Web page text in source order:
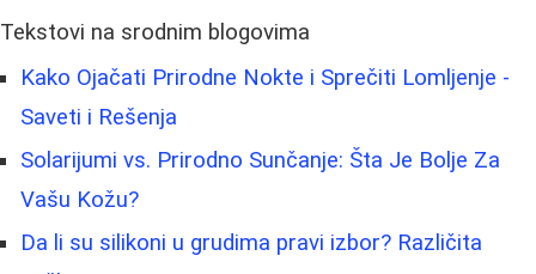
Tekstovi na srodnim blogovima
Kako Ojačati Prirodne Nokte i Sprečiti Lomljenje -
Saveti i Rešenja
Solarijumi vs. Prirodno Sunčanje: Šta Je Bolje Za
Vašu Kožu?
Da li su silikoni u grudima pravi izbor? Različita